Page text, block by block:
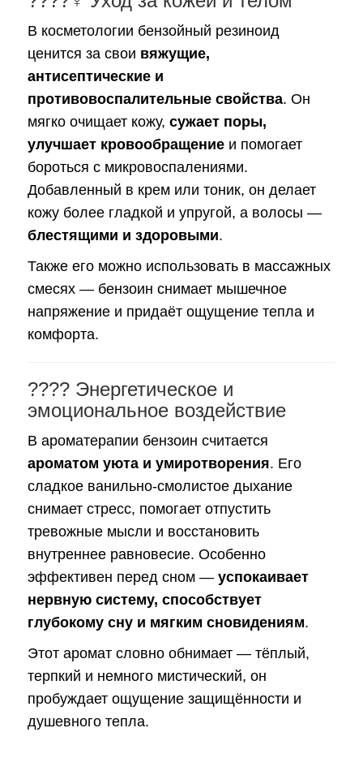
В косметологии бензойный резиноид
ценится за свои вяжущие,
антисептические и
противовоспалительные свойства. Он
мягко очищает кожу, сужает поры,
улучшает кровообращениеи помогает
бороться с микровоспалениями.
Добавленный в крем или тоник, он делает
кожу более гладкой и упругой, а волосы —
блестящими и здоровыми.
Также его можно использовать в массажных
смесях — бензоин снимает мышечное
напряжение и придаёт ощущение тепла и
комфорта.
???? Энергетическое и
эмоциональное воздействие
В ароматерапии бензоин считается
ароматом уюта и умиротворения. Его
сладкое ванильно-смолистое дыхание
снимает стресс, помогает отпустить
тревожные мысли и восстановить
внутреннее равновесие. Особенно
эффективен перед сном — успокаивает
нервную систему, способствует
глубокому сну и мягким сновидениям.
Этот аромат словно обнимает — тёплый,
терпкий и немного мистический, он
пробуждает ощущение защищённости и
душевного тепла.